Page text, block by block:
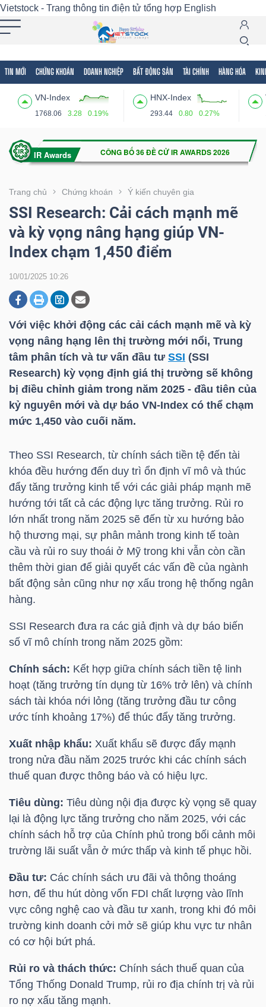
Vietstock - Trang thông tin điện tử tổng hợp English
TIN MỚI CHỨNG KHOÁN DOANH NGHIỆP BẤT ĐỘNG SẢN TÀI CHÍNH HÀNG HÓA
VN-Index
1768.06 3.28 0.19%
HNX-Index
293.44 0.80 0.27%
Trang chủ Chứng khoán Ý kiến chuyên gia
SSI Research: Cải cách mạnh mẽ
và kỳ vọng nâng hạng giúp VN-
Index chạm 1,450 điểm
10/01/2025 10:26
Với việc khởi động các cải cách mạnh mẽ và kỳ
vọng nâng hạng lên thị trường mới nổi, Trung
tâm phân tích và tư vấn đầu tư SSI (SSI
Research) kỳ vọng định giá thị trường sẽ không
bị điều chỉnh giảm trong năm 2025 - đầu tiên của
kỷ nguyên mới và dự báo VN-Index có thể chạm
mức 1,450 vào cuối năm.
Theo SSI Research, từ chính sách tiền tệ đến tài
khóa đều hướng đến duy trì ổn định vĩ mô và thúc
đẩy tăng trưởng kinh tế với các giải pháp mạnh mẽ
hướng tới tất cả các động lực tăng trưởng. Rủi ro
lớn nhất trong năm 2025 sẽ đến từ xu hướng bảo
hộ thương mại, sự phân mảnh trong kinh tế toàn
cầu và rủi ro suy thoái ở Mỹ trong khi vẫn còn cần
thêm thời gian để giải quyết các vấn đề của ngành
bất động sản cũng như nợ xấu trong hệ thống ngân
hàng.
SSI Research đưa ra các giả định và dự báo biến
số vĩ mô chính trong năm 2025 gồm:
Chính sách: Kết hợp giữa chính sách tiền tệ linh
hoạt (tăng trưởng tín dụng từ 16% trở lên) và chính
sách tài khóa nới lỏng (tăng trưởng đầu tư công
ước tính khoảng 17%) để thúc đẩy tăng trưởng.
Xuất nhập khẩu: Xuất khẩu sẽ được đẩy mạnh
trong nửa đầu năm 2025 trước khi các chính sách
thuế quan được thông báo và có hiệu lực.
Tiêu dùng: Tiêu dùng nội địa được kỳ vọng sẽ quay
lại là động lực tăng trưởng cho năm 2025, với các
chính sách hỗ trợ của Chính phủ trong bối cảnh môi
trường lãi suất vẫn ở mức thấp và kinh tế phục hồi.
Đầu tư: Các chính sách ưu đãi và thông thoáng
hơn, để thu hút dòng vốn FDI chất lượng vào lĩnh
vực công nghệ cao và đầu tư xanh, trong khi đó môi
trường kinh doanh cởi mở sẽ giúp khu vực tư nhân
có cơ hội bứt phá.
Rủi ro và thách thức: Chính sách thuế quan của
Tổng Thống Donald Trump, rủi ro địa chính trị và rủi
ro nợ xấu tăng mạnh.
Tất cả Tính năng Ngành Mã chứng khoán
Tính
(-)
VIETSTOCK
CHỨNG
KHOÁN
DOANH
NGHIỆP
BẤT
ĐỘNG
SẢN
TÀI
CHÍNH
HÀNG
HÓA
TẾ
THẾ
GIỚI
ĐÔNG
DƯƠNG
NHÂN
PHÂN
TÍCH
VIETSTOCKFINANCE